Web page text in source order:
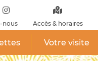
nous Accès & horaires
Votre visite